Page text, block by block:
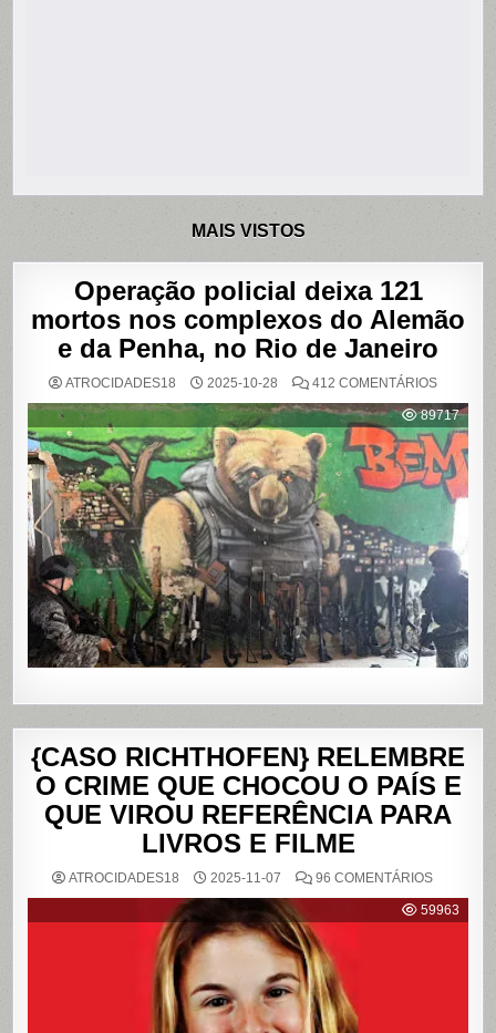
MAIS VISTOS
Operação policial deixa 121
mortos nos complexos do Alemão
e da Penha, no Rio de Janeiro
ATROCIDADES18 2025-10-28 412 COMENTÁRIOSEM
POLICIAL
DEIXA
121
MORTOS
NOS
DO
ALEMÃO
PENHA,
NO
RIO
89717
{CASO RICHTHOFEN} RELEMBRE
O CRIME QUE CHOCOU O PAÍS E
QUE VIROU REFERÊNCIA PARA
LIVROS E FILME
ATROCIDADES18 2025-11-07 96 COMENTÁRIOSEM
59963